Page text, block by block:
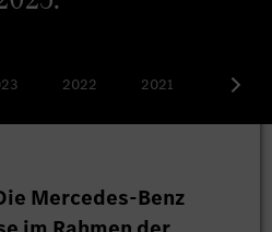
2022 2021 weitere
Mercedes-Benz